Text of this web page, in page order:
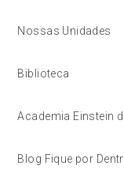
Nossas Unidades
Biblioteca
Academia Einstein
Blog Fique por